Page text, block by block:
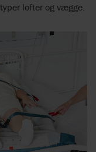
lofter og vægge.